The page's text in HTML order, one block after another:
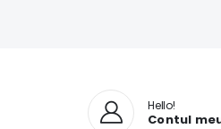
Hello!
Contul